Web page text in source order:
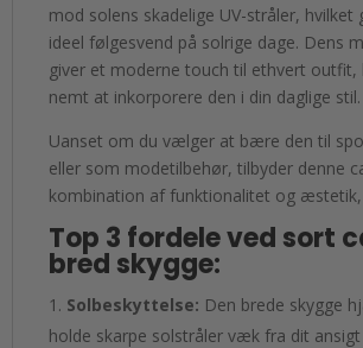
mod solens skadelige UV-stråler, hvilket
ideel følgesvend på solrige dage. Dens
giver et moderne touch til ethvert outfit,
nemt at inkorporere den i din daglige stil.
Uanset om du vælger at bære den til
eller som modetilbehør, tilbyder denne
kombination af funktionalitet og æstetik,
Top 3 fordele ved sort
bred skygge:
Solbeskyttelse: Den brede skygge
holde skarpe solstråler væk fra dit